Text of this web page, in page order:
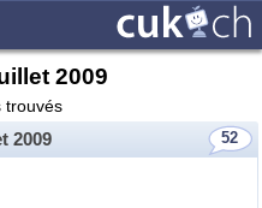
2009
trouvés
52
2009